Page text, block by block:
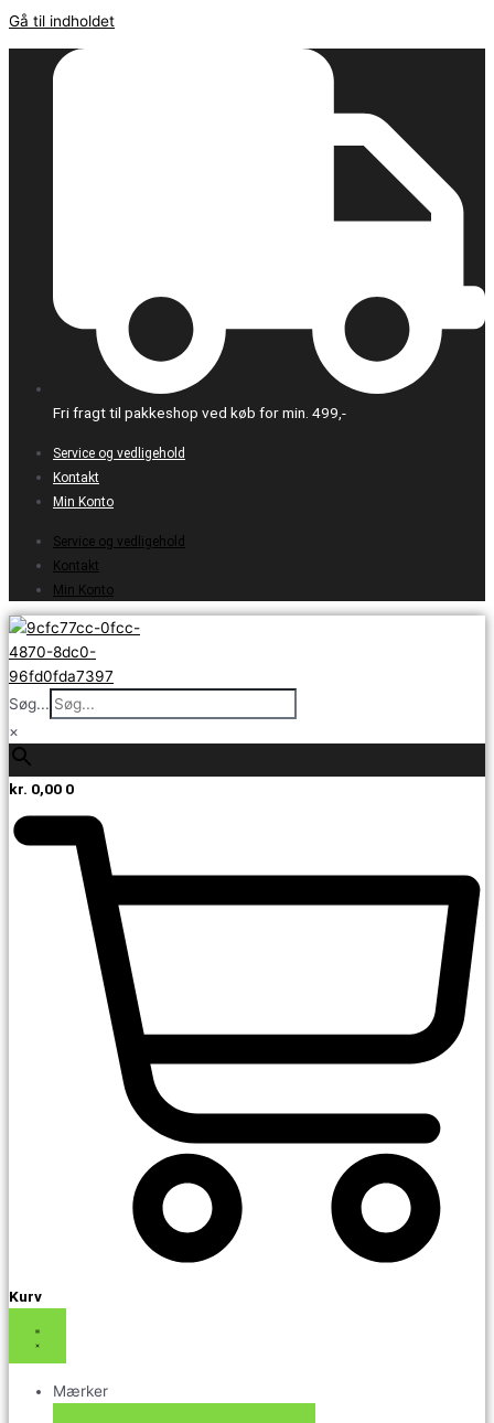
Gå til indholdet
Fri fragt til pakkeshop ved køb for min. 499,-
Service og vedligehold
Kontakt
Min Konto
Service og vedligehold
Kontakt
Min Konto
Søg...
×
kr. 0,00 0
Kurv
Mærker